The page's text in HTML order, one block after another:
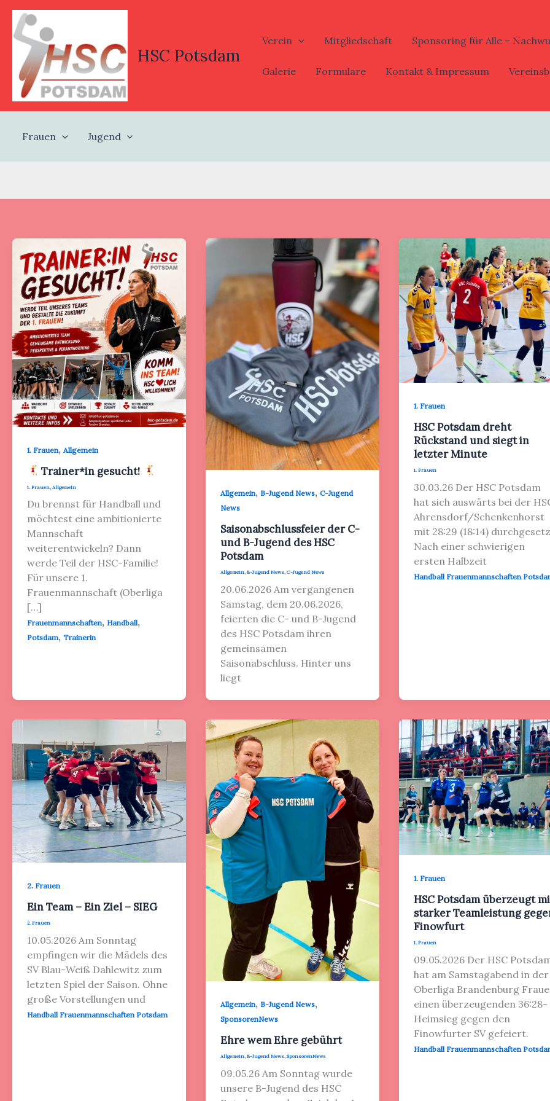
Zum
Inhalt
springen
HSC Potsdam
Verein Mitgliedschaft Sponsoring für Alle –
Galerie Formulare Kontakt & Impressum
Frauen Jugend
1. Frauen, Allgemein
Trainer*in gesucht!
1. Frauen Allgemein
Du brennst für Handball und
möchtest eine ambitionierte
Mannschaft
weiterentwickeln? Dann
werde Teil der HSC-Familie!
Für unsere 1.
Frauenmannschaft (Oberliga
[…]
Frauenmannschaften, Handball,
Potsdam, Trainerin
Allgemein, B-Jugend News, C-Jugend
News
Saisonabschlussfeier der C-
und B-Jugend des HSC
Potsdam
Allgemein, B-Jugend News, C-Jugend News
20.06.2026 Am vergangenen
Samstag, dem 20.06.2026,
feierten die C- und B-Jugend
des HSC Potsdam ihren
gemeinsamen
Saisonabschluss. Hinter uns
liegt
1. Frauen
HSC Potsdam dreht
Rückstand und siegt in
letzter Minute
1. Frauen
30.03.26 Der HSC Potsdam
hat sich auswärts bei der
Ahrensdorf/Schenkenhorst
mit 28:29 (18:14)
Nach einer schwierigen
ersten Halbzeit
Handball Frauenmannschaften
2. Frauen
Ein Team – Ein Ziel – SIEG
2. Frauen
10.05.2026 Am Sonntag
empfingen wir die Mädels des
SV Blau-Weiß Dahlewitz zum
letzten Spiel der Saison. Ohne
große Vorstellungen und
Handball Frauenmannschaften Potsdam
Allgemein, B-Jugend News,
SponsorenNews
Ehre wem Ehre gebührt
Allgemein, B-Jugend News, SponsorenNews
09.05.26 Am Sonntag wurde
unsere B-Jugend des HSC
1. Frauen
HSC Potsdam überzeugt
starker Teamleistung
Finowfurt
1. Frauen
09.05.2026 Der HSC
hat am Samstagabend in der
Oberliga Brandenburg
einen überzeugenden 36:28-
Heimsieg gegen den
Finowfurter SV gefeiert.
Handball Frauenmannschaften